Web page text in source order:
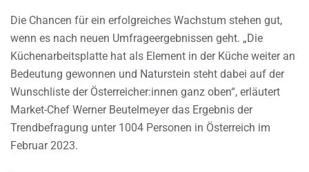
Die Chancen für ein erfolgreiches Wachstum stehen gut,
wenn es nach neuen Umfrageergebnissen geht. „Die
Küchenarbeitsplatte hat als Element in der Küche weiter an
Bedeutung gewonnen und Naturstein steht dabei auf der
Wunschliste der Österreicher:innen ganz oben“, erläutert
Market-Chef Werner Beutelmeyer das Ergebnis der
Trendbefragung unter 1004 Personen in Österreich im
Februar 2023.